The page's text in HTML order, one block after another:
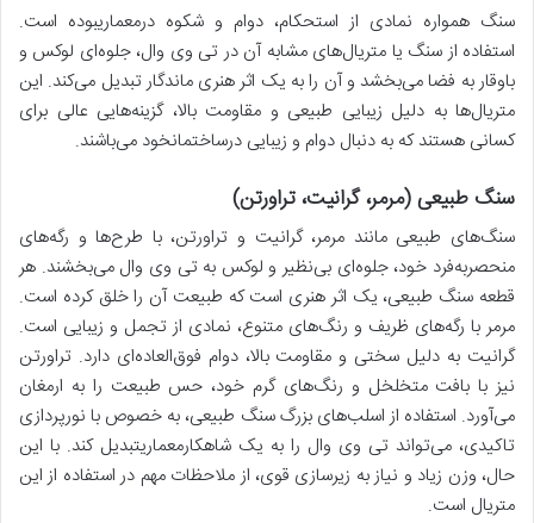
سنگ همواره نمادی از استحکام، دوام و شکوه درمعماریبوده است.
استفاده از سنگ یا متریال‌های مشابه آن در تی وی وال، جلوه‌ای لوکس و
باوقار به فضا می‌بخشد و آن را به یک اثر هنری ماندگار تبدیل می‌کند. این
متریال‌ها به دلیل زیبایی طبیعی و مقاومت بالا، گزینه‌هایی عالی برای
کسانی هستند که به دنبال دوام و زیبایی درساختمانخود می‌باشند.
سنگ طبیعی (مرمر، گرانیت، تراورتن)
سنگ‌های طبیعی مانند مرمر، گرانیت و تراورتن، با طرح‌ها و رگه‌های
منحصربه‌فرد خود، جلوه‌ای بی‌نظیر و لوکس به تی وی وال می‌بخشند. هر
قطعه سنگ طبیعی، یک اثر هنری است که طبیعت آن را خلق کرده است.
مرمر با رگه‌های ظریف و رنگ‌های متنوع، نمادی از تجمل و زیبایی است.
گرانیت به دلیل سختی و مقاومت بالا، دوام فوق‌العاده‌ای دارد. تراورتن
نیز با بافت متخلخل و رنگ‌های گرم خود، حس طبیعت را به ارمغان
می‌آورد. استفاده از اسلب‌های بزرگ سنگ طبیعی، به خصوص با نورپردازی
تاکیدی، می‌تواند تی وی وال را به یک شاهکارمعماریتبدیل کند. با این
حال، وزن زیاد و نیاز به زیرسازی قوی، از ملاحظات مهم در استفاده از این
متریال است.